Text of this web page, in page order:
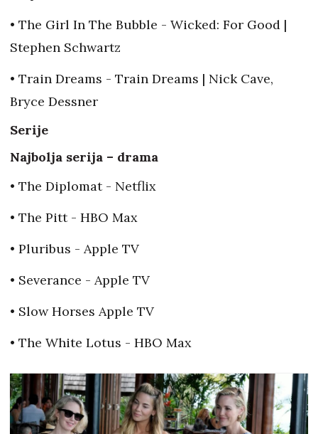
• The Girl In The Bubble - Wicked: For Good |
Stephen Schwartz
• Train Dreams - Train Dreams | Nick Cave,
Bryce Dessner
Serije
Najbolja serija – drama
• The Diplomat - Netflix
• The Pitt - HBO Max
• Pluribus - Apple TV
• Severance - Apple TV
• Slow Horses Apple TV
• The White Lotus - HBO Max